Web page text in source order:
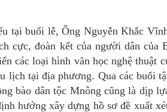
buổi lễ, Ông Nguyễn Khắc
cực, đoàn kết của người dân của
các loại hình văn học nghệ thuật
lịch tại địa phương. Qua các buổi
bào dân tộc Mnông cũng là dịp
hướng xây dựng hồ sơ đề xuất